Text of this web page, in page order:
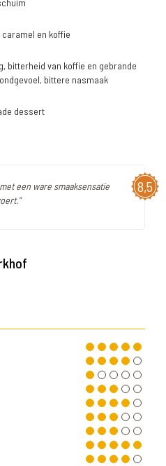
en koffie
bitterheid van koffie en gebrande
bittere nasmaak
dessert
8,5
een ware smaaksensatie